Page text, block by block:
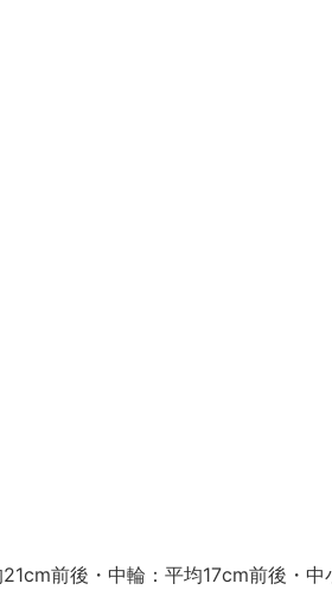
前後・中輪：平均17cm前後・中